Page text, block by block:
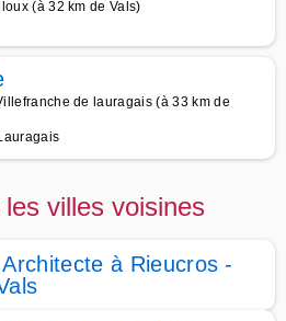
(à 32 km de Vals)
de lauragais (à 33 km de
villes voisines
à Rieucros -